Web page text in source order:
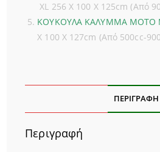
XL 256 Χ 100 Χ 125cm (Από
ΚΟΥΚΟΥΛΑ ΚΑΛΥΜΜΑ MOTO
X 100 X 127cm (Από 500cc-
ΠΕΡΙΓΡΑΦΉ
Περιγραφή